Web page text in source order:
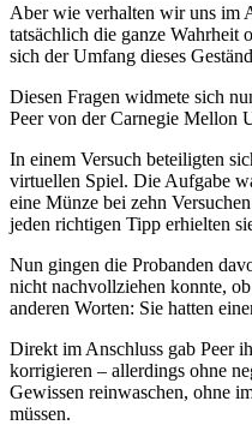
Aber wie verhalten wir uns im
tatsächlich die ganze
sich der Umfang dieses
Diesen Fragen widmete sich
Peer von der Carnegie Mellon
In einem Versuch beteiligten
virtuellen Spiel. Die Aufgabe
eine Münze bei zehn
jeden richtigen Tipp erhielten
Nun gingen die Probanden
nicht nachvollziehen konnte,
anderen Worten: Sie hatten
Direkt im Anschluss gab Peer
korrigieren – allerdings ohne
Gewissen reinwaschen, ohne
müssen.